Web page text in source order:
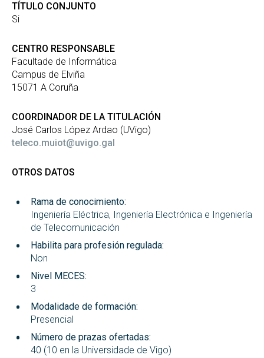
TÍTULO CONJUNTO
Si
CENTRO RESPONSABLE
Facultade de Informática
Campus de Elviña
15071 A Coruña
COORDINADOR DE LA TITULACIÓN
José Carlos López Ardao (UVigo)
teleco.muiot@uvigo.gal
OTROS DATOS
Rama de conocimiento:
Ingeniería Eléctrica, Ingeniería Electrónica e Ingeniería
de Telecomunicación
Habilita para profesión regulada:
Non
Nivel MECES:
3
Modalidade de formación:
Presencial
Número de prazas ofertadas:
40 (10 en la Universidade de Vigo)